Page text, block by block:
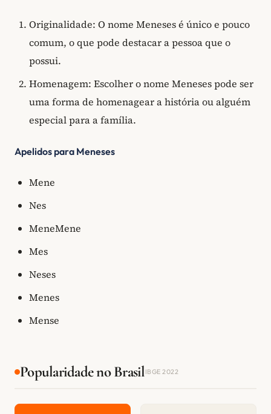
Originalidade: O nome Meneses é único e pouco
comum, o que pode destacar a pessoa que o
possui.
Homenagem: Escolher o nome Meneses pode ser
uma forma de homenagear a história ou alguém
especial para a família.
Apelidos para Meneses
Mene
Nes
MeneMene
Mes
Neses
Menes
Mense
Popularidade no BrasilIBGE 2022